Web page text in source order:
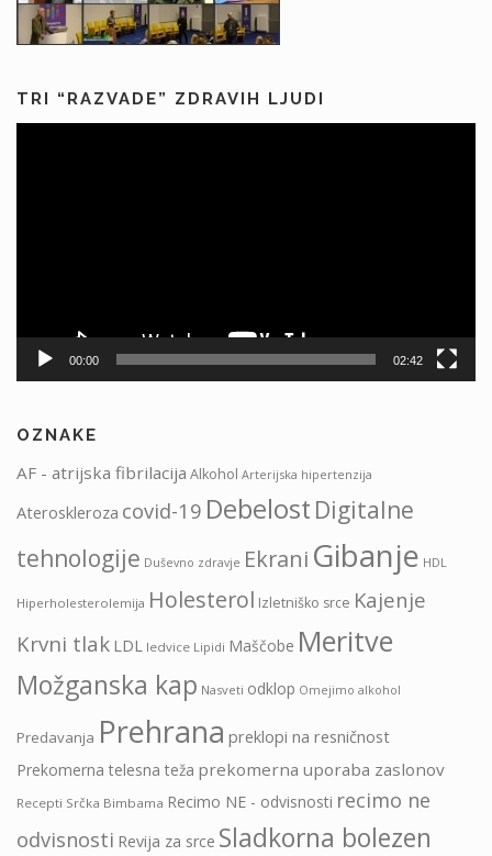
TRI “RAZVADE” ZDRAVIH LJUDI
00:00 02:42
OZNAKE
AF - atrijska fibrilacija Alkohol Arterijska hipertenzija
Ateroskleroza covid-19 Debelost Digitalne
tehnologije Duševno zdravje Ekrani Gibanje HDL
Hiperholesterolemija Holesterol Izletniško srce Kajenje
Krvni tlak LDL ledvice Lipidi Maščobe Meritve
Možganska kap Nasveti odklop Omejimo alkohol
Predavanja Prehrana preklopi na resničnost
Prekomerna telesna teža prekomerna uporaba zaslonov
Recepti Srčka Bimbama Recimo NE - odvisnosti recimo ne
odvisnosti Revija za srce Sladkorna bolezen